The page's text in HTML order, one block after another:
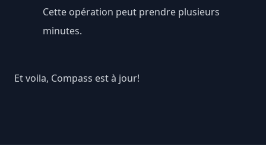
Cette opération peut prendre plusieurs
minutes.
Et voila, Compass est à jour!